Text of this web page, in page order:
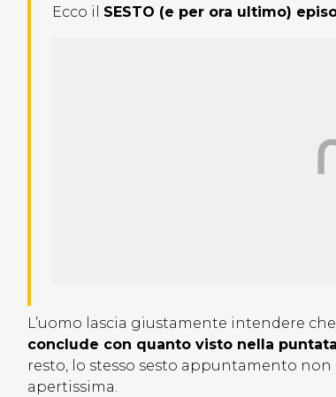
Ecco il SESTO (e per ora ultimo)
L’uomo lascia giustamente intendere che
conclude con quanto visto nella
resto, lo stesso sesto appuntamento
apertissima.